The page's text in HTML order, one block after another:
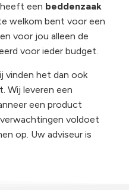
een beddenzaak
welkom bent voor een
voor jou alleen de
voor ieder budget.
vinden het dan ook
Wij leveren een
een product
voldoet
op. Uw adviseur is